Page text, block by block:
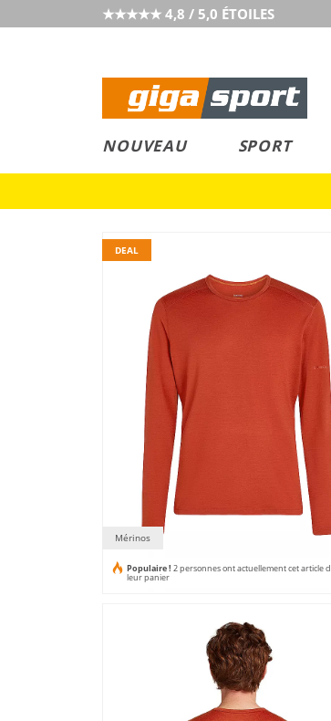
★★★★★ 4,8 / 5,0 ÉTOILES
NOUVEAU SPORT
DEAL
Mérinos
Populaire ! 2 personnes ont actuellement cet article
leur panier